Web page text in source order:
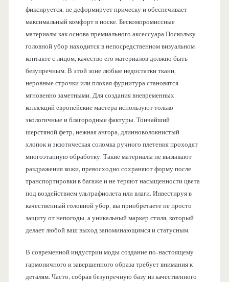
фиксируется, не деформирует прическу и обеспечивает
максимальный комфорт в носке. Бескомпромиссные
материалы как основа премиального аксессуара Поскольку
головной убор находится в непосредственном визуальном
контакте с лицом, качество его материалов должно быть
безупречным. В этой зоне любые недостатки ткани,
неровные строчки или плохая фурнитура становятся
мгновенно заметными. Для создания вневременных
коллекций европейские мастера используют только
экологичные и благородные фактуры. Тончайший
шерстяной фетр, нежная ангора, длинноволокнистый
хлопок и экзотическая соломка ручного плетения проходят
многоэтапную обработку. Такие материалы не вызывают
раздражения кожи, превосходно сохраняют форму после
транспортировки в багаже и не теряют насыщенности цвета
под воздействием ультрафиолета или влаги. Инвестируя в
качественный головной убор, вы приобретаете не просто
защиту от непогоды, а уникальный маркер стиля, который
делает любой ваш выход запоминающимся и статусным.
В современной индустрии моды создание по-настоящему
гармоничного и завершенного образа требует внимания к
деталям. Часто, собрав безупречную базу из качественного